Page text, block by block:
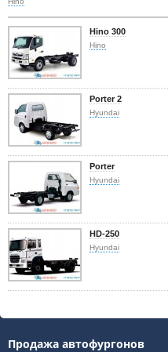
Hino 300
Hino
Porter 2
Hyundai
Porter
Hyundai
HD-250
Hyundai
Продажа автофургонов